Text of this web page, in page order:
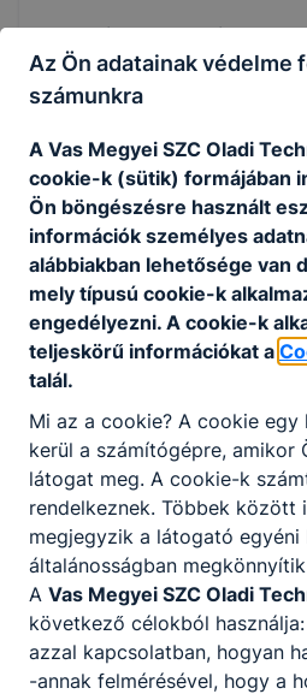
Verschiedene Zweige der
Fachgymnasium für
(4-Jahre)
Kosmetiker
Fitness-wellness
Friseur
Mode-, Kostüm- und
Traditionen in der Schule:
Ball für den ersten
Der Nikolaustag
Bandweihe
Wettbewerbe in
Organisation
Feiertage (Tag der
ungarischen Dichtung,
Valediktion
Schuljahrabschlussfeier
Warum ist es eine gute
gute Atmosphäre
Az Ön adatainak védelme
számunkra
A Vas Megyei SZC Oladi
cookie-k (sütik) formájában
Ön böngészésre használt
információk személyes
alábbiakban lehetősége van
mely típusú cookie-k
engedélyezni. A cookie-k
teljeskörű információkat a
talál.
Mi az a cookie? A cookie
kerül a számítógépre, amikor
látogat meg. A cookie-k
rendelkeznek. Többek között
megjegyzik a látogató egyéni
általánosságban
A Vas Megyei SZC Oladi
következő célokból
azzal kapcsolatban, hogyan
-annak felmérésével, hogy a